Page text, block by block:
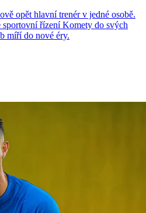
opět hlavní trenér v jedné osobě.
řízení Komety do svých
míří do nové éry.